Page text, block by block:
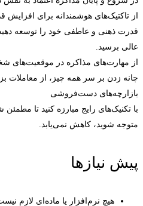
از تاکتیک‌های هوشمندانه برای افزایش
قدرت ذهنی و عاطفی خود را توسعه دهید
عالی برسید.
از مهارت‌های مذاکره در موقعیت‌های
چانه زدن بر سر همه چیز، از معاملات
بازارچه‌های دست‌فروشی
با تکنیک‌های رایج مبارزه کنید تا
متوجه شوید، کاهش نمی‌یابد.
پیش نیازها
هیچ نرم‌افزار یا ماده‌ای لازم